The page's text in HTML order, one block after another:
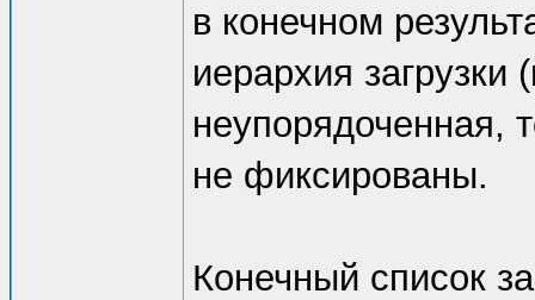
в конечном
иерархия
неупорядоченная,
не фиксированы.
Конечный список